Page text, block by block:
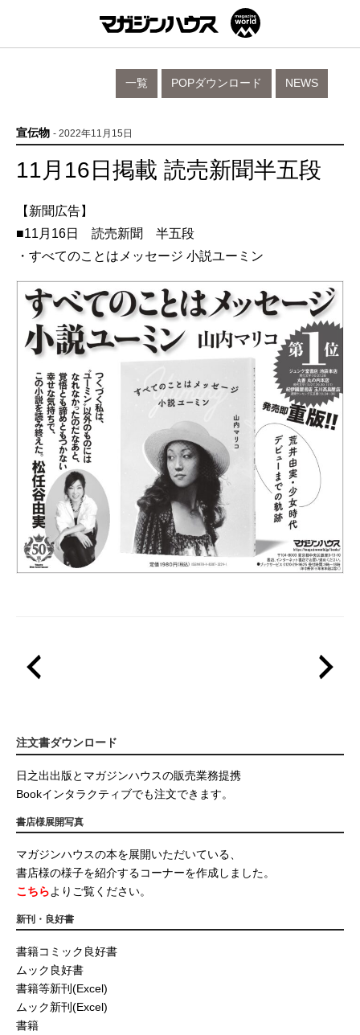
NEWS
POPダウンロード
一覧
宣伝物 - 2022年11月15日
11月16日掲載 読売新聞半五段
【新聞広告】
■11月16日 読売新聞 半五段
・すべてのことはメッセージ 小説ユーミン
注文書ダウンロード
日之出出版とマガジンハウスの販売業務提携
Bookインタラクティブでも注文できます。
書店様展開写真
マガジンハウスの本を展開いただいている、
書店様の様子を紹介するコーナーを作成しました。
こちらよりご覧ください。
新刊・良好書
書籍コミック良好書
ムック良好書
書籍等新刊(Excel)
ムック新刊(Excel)
書籍